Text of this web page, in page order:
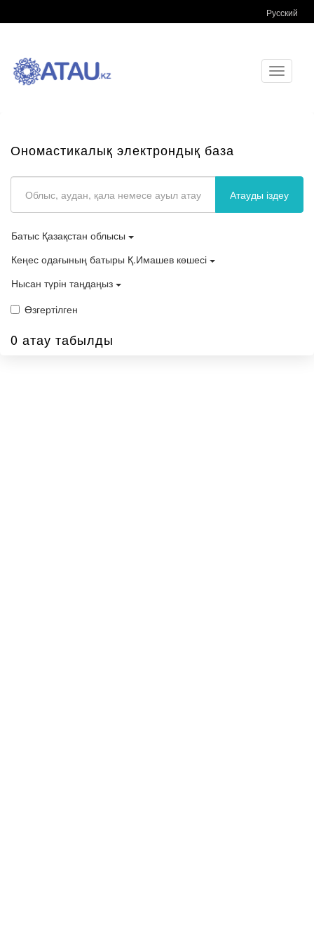
Русский
Toggle
Ономастикалық электрондық база
Атауды іздеу
Батыс Қазақстан облысы
Кеңес одағының батыры Қ.Имашев көшесі
Нысан түрін таңдаңыз
Өзгертілген
0 атау табылды